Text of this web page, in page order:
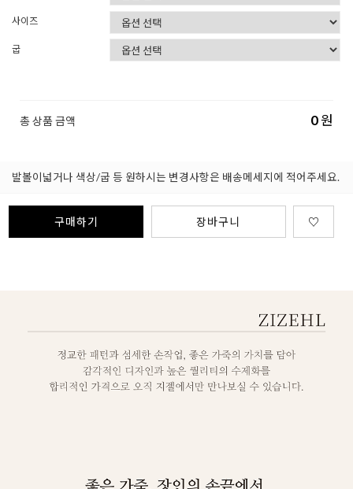
사이즈
굽
총 상품 금액 0원
발볼이넓거나 색상/굽 등 원하시는 변경사항은 배송메세지에 적어주세요.
구매하기 장바구니 ♡